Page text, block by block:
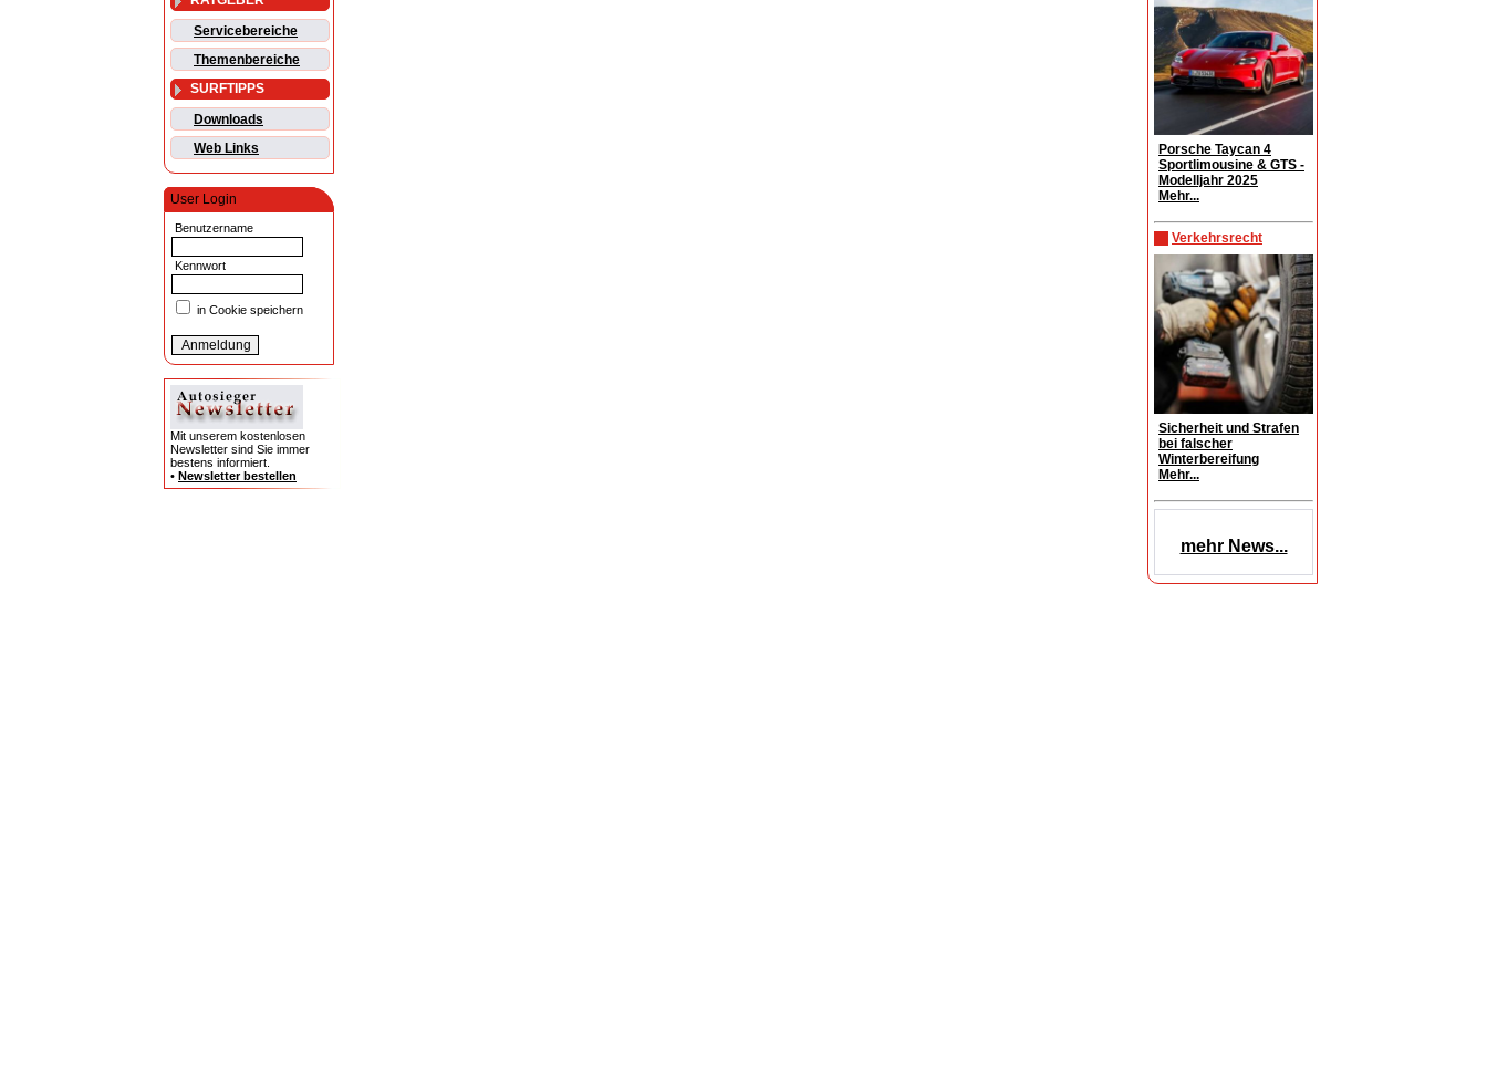
Servicebereiche
Themenbereiche
SURFTIPPS
Downloads
Web Links
User Login
Benutzername
Kennwort
in Cookie speichern
Mit unserem kostenlosen
Newsletter sind Sie immer
bestens informiert.
• Newsletter bestellen
Porsche Taycan 4
Sportlimousine & GTS -
Modelljahr 2025
Mehr...
Verkehrsrecht
Sicherheit und Strafen
bei falscher
Winterbereifung
Mehr...
mehr News...